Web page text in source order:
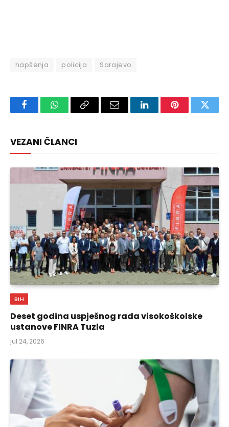
hapšenja policija Sarajevo
FacebookWhatsAppCopy
Email LinkedInPinterest
VEZANI ČLANCI
BIH
Deset godina uspješnog rada visokoškolske
ustanove FINRA Tuzla
jul 24, 2026